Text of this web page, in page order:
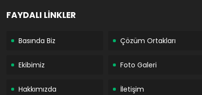
FAYDALI LİNKLER
Basında Biz Çözüm Ortakları
Ekibimiz Foto Galeri
Hakkımızda İletişim